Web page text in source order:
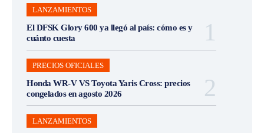
LANZAMIENTOS
El DFSK Glory 600 ya llegó al país: cómo es y
cuánto cuesta
PRECIOS OFICIALES
Honda WR-V VS Toyota Yaris Cross: precios
congelados en agosto 2026
LANZAMIENTOS